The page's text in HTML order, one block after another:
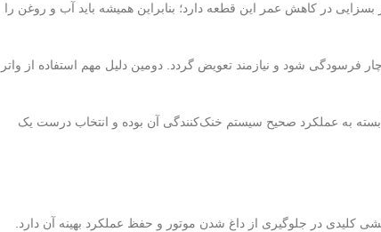
در کاهش عمر این قطعه دارد؛ بنابراین همیشه باید آب و روغن را
شود و نیازمند تعویض گردد. دومین دلیل مهم استفاده از واتر
به عملکرد صحیح سیستم خنک‌کنندگی آن بوده و انتخاب درست یک
کلیدی در جلوگیری از داغ شدن موتور و حفظ عملکرد بهینه آن دارد.